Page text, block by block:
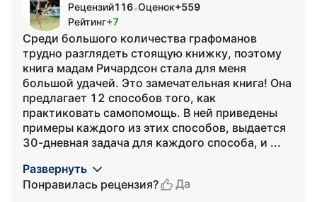
Рецензий116•Оценок+559
Рейтинг+7
Среди большого количества графоманов
трудно разглядеть стоящую книжку, поэтому
книга мадам Ричардсон стала для меня
большой удачей. Это замечательная книга! Она
предлагает 12 способов того, как
практиковать самопомощь. В ней приведены
примеры каждого из этих способов, выдается
30-дневная задача для каждого способа, и ...
Развернуть
Понравилась рецензия?
Да